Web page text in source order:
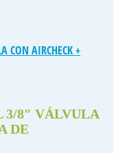
CON AIRCHECK +
3/8″ VÁLVULA
DE